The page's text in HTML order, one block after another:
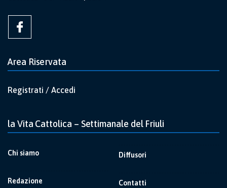
Area Riservata
Registrati / Accedi
la Vita Cattolica – Settimanale del Friuli
Chi siamo
Redazione
Diffusori
Contatti